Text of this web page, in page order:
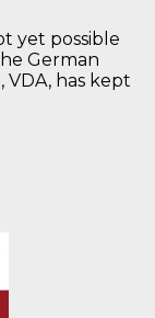
yet possible
German
VDA, has kept